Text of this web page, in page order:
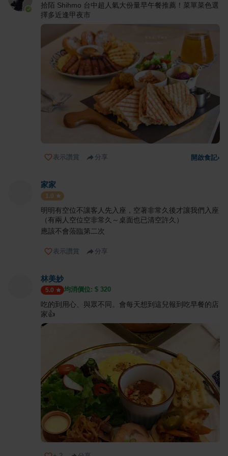
拾陌 Shihmo 台中超人氣大份量早午餐推薦！菜單菜色選
擇多近逢甲夜市
表示讚賞 分享 開啟食記›
家家
1.0
明明有空位不讓客人先入座，空著非常久後才讓我們入座
（有兩人空位空非常久～桌面也已清空許久）
應該不會蒞臨第二次
表示讚賞 分享
林美妙
5.0 均消價位: $ 320
吃的到用心、與眾不同。會每天想到這兒報到吃早餐的店
家👍